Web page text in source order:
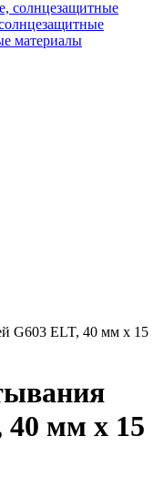
материалы
G603 ELT, 40 мм х 15
40 мм х 15